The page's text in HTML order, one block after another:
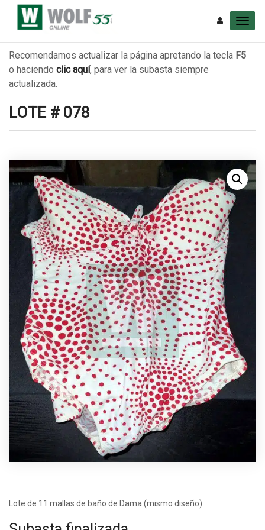
Recomendamos actualizar la página apretando la tecla F5
o haciendo clic aquí, para ver la subasta siempre
actualizada.
LOTE # 078
Lote de 11 mallas de baño de Dama (mismo diseño)